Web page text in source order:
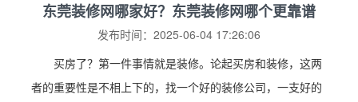
东莞装修网哪家好？东莞装修网哪个更靠谱
发布时间：2025-06-04 17:26:06
买房了？第一件事情就是装修。论起买房和装修，这两
者的重要性是不相上下的，找一个好的装修公司，一支好的